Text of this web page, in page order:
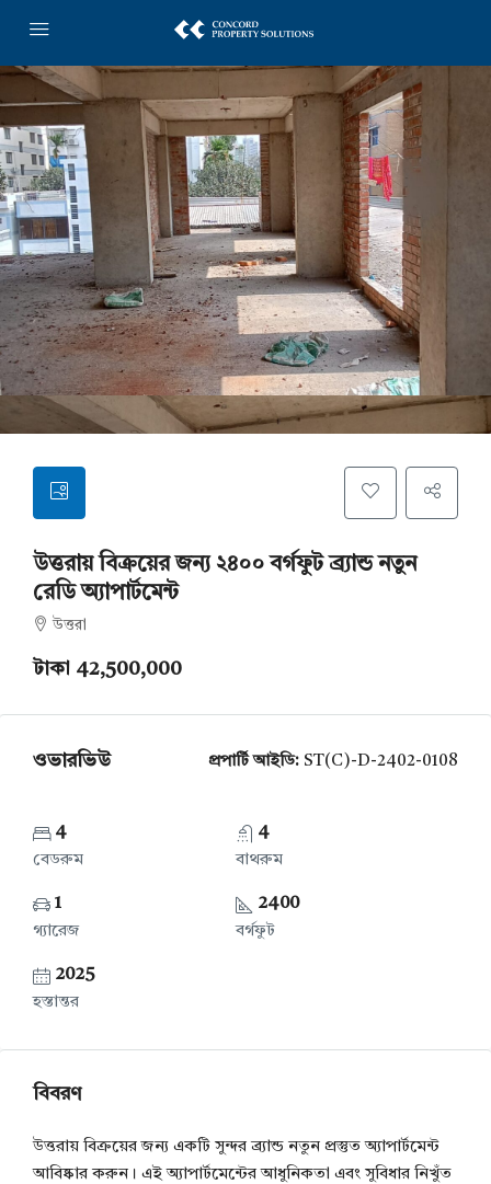
উত্তরায় বিক্রয়ের জন্য ২৪০০ বর্গফুট ব্র্যান্ড নতুন
রেডি অ্যাপার্টমেন্ট
উত্তরা
টাকা 42,500,000
ওভারভিউ প্রপার্টি আইডি: ST(C)-D-2402-0108
4
বেডরুম
4
বাথরুম
1
গ্যারেজ
2400
বর্গফুট
2025
হস্তান্তর
বিবরণ
উত্তরায় বিক্রয়ের জন্য একটি সুন্দর ব্র্যান্ড নতুন প্রস্তুত অ্যাপার্টমেন্ট
আবিষ্কার করুন। এই অ্যাপার্টমেন্টের আধুনিকতা এবং সুবিধার নিখুঁত